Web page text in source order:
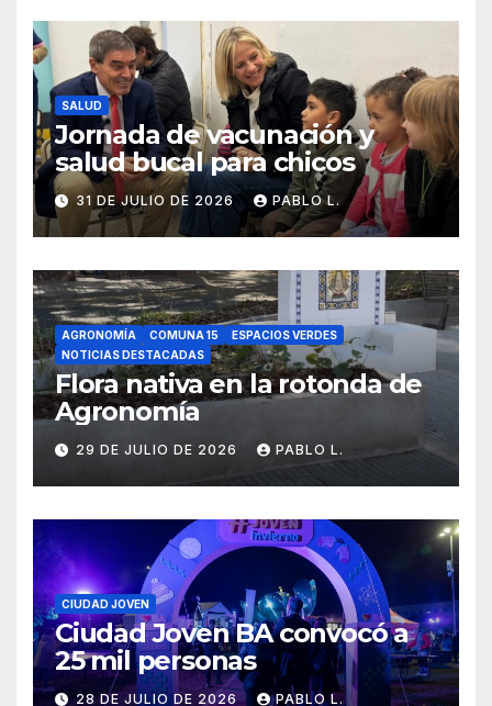
SALUD
Jornada de vacunación y
salud bucal para chicos
31 DE JULIO DE 2026 PABLO L.
AGRONOMÍA COMUNA 15
ESPACIOS VERDES
NOTICIAS DESTACADAS
Flora nativa en la rotonda de
Agronomía
29 DE JULIO DE 2026 PABLO L.
CIUDAD JOVEN
Ciudad Joven BA convocó a
25 mil personas
28 DE JULIO DE 2026 PABLO L.